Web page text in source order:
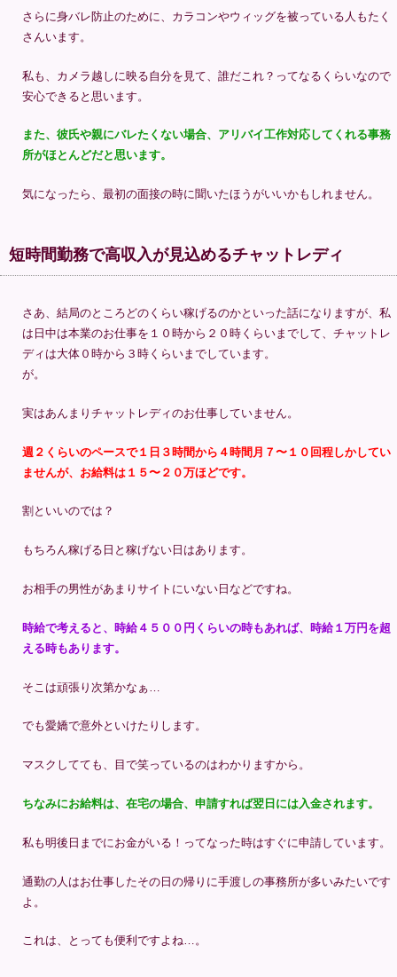
さらに身バレ防止のために、カラコンやウィッグを被っている人もたく
さんいます。
私も、カメラ越しに映る自分を見て、誰だこれ？ってなるくらいなので
安心できると思います。
また、彼氏や親にバレたくない場合、アリバイ工作対応してくれる事務
所がほとんどだと思います。
気になったら、最初の面接の時に聞いたほうがいいかもしれません。
短時間勤務で高収入が見込めるチャットレディ
さあ、結局のところどのくらい稼げるのかといった話になりますが、私
は日中は本業のお仕事を１０時から２０時くらいまでして、チャットレ
ディは大体０時から３時くらいまでしています。
が。
実はあんまりチャットレディのお仕事していません。
週２くらいのペースで１日３時間から４時間月７〜１０回程しかしてい
ませんが、お給料は１５〜２０万ほどです。
割といいのでは？
もちろん稼げる日と稼げない日はあります。
お相手の男性があまりサイトにいない日などですね。
時給で考えると、時給４５００円くらいの時もあれば、時給１万円を超
える時もあります。
そこは頑張り次第かなぁ…
でも愛嬌で意外といけたりします。
マスクしてても、目で笑っているのはわかりますから。
ちなみにお給料は、在宅の場合、申請すれば翌日には入金されます。
私も明後日までにお金がいる！ってなった時はすぐに申請しています。
通勤の人はお仕事したその日の帰りに手渡しの事務所が多いみたいです
よ。
これは、とっても便利ですよね…。